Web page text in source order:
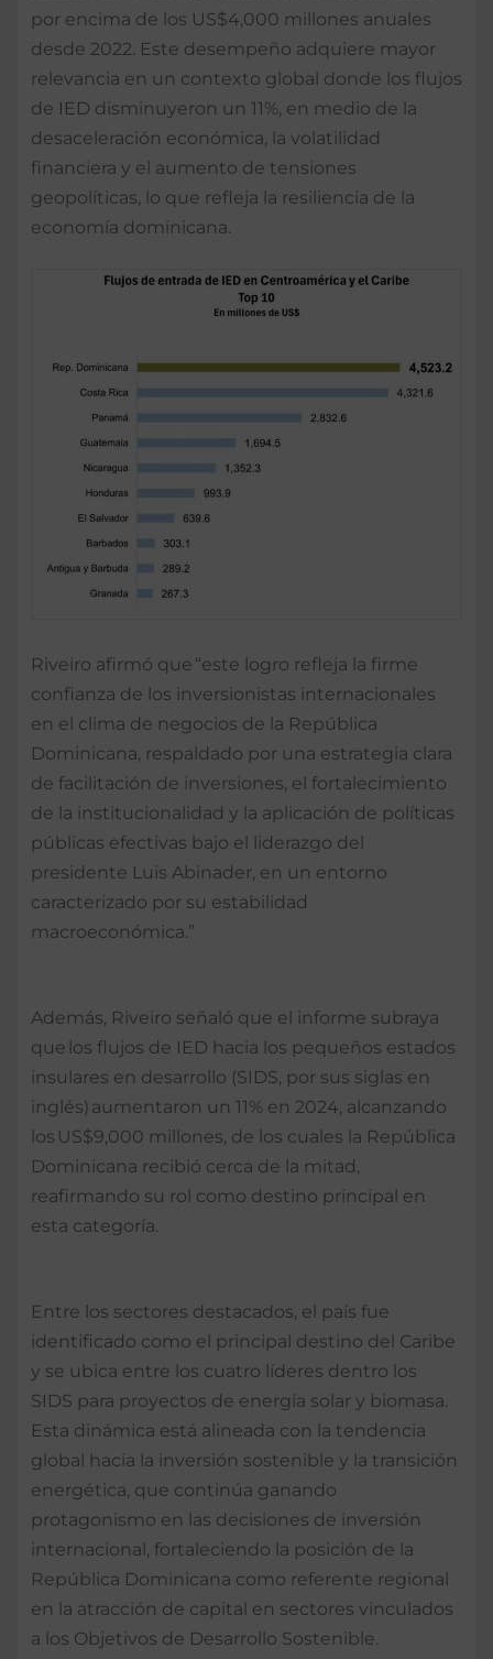
por encima de los US$4,000 millones anuales
desde 2022. Este desempeño adquiere mayor
relevancia en un contexto global donde los flujos
de IED disminuyeron un 11%, en medio de la
desaceleración económica, la volatilidad
financiera y el aumento de tensiones
geopolíticas, lo que refleja la resiliencia de la
economía dominicana.
Riveiro afirmó que “este logro refleja la firme
confianza de los inversionistas internacionales
en el clima de negocios de la República
Dominicana, respaldado por una estrategia clara
de facilitación de inversiones, el fortalecimiento
de la institucionalidad y la aplicación de políticas
públicas efectivas bajo el liderazgo del
presidente Luis Abinader, en un entorno
caracterizado por su estabilidad
macroeconómica.”
Además, Riveiro señaló que el informe subraya
que los flujos de IED hacia los pequeños estados
insulares en desarrollo (SIDS, por sus siglas en
inglés) aumentaron un 11% en 2024, alcanzando
los US$9,000 millones, de los cuales la República
Dominicana recibió cerca de la mitad,
reafirmando su rol como destino principal en
esta categoría.
Entre los sectores destacados, el país fue
identificado como el principal destino del Caribe
y se ubica entre los cuatro líderes dentro los
SIDS para proyectos de energía solar y biomasa.
Esta dinámica está alineada con la tendencia
global hacia la inversión sostenible y la transición
energética, que continúa ganando
protagonismo en las decisiones de inversión
internacional, fortaleciendo la posición de la
República Dominicana como referente regional
en la atracción de capital en sectores vinculados
a los Objetivos de Desarrollo Sostenible.